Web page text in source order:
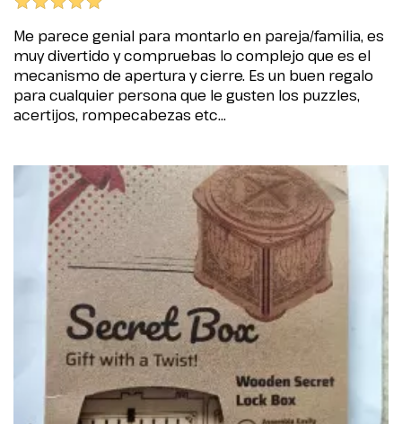
Me parece genial para montarlo en pareja/familia, es
muy divertido y compruebas lo complejo que es el
mecanismo de apertura y cierre. Es un buen regalo
para cualquier persona que le gusten los puzzles,
acertijos, rompecabezas etc...